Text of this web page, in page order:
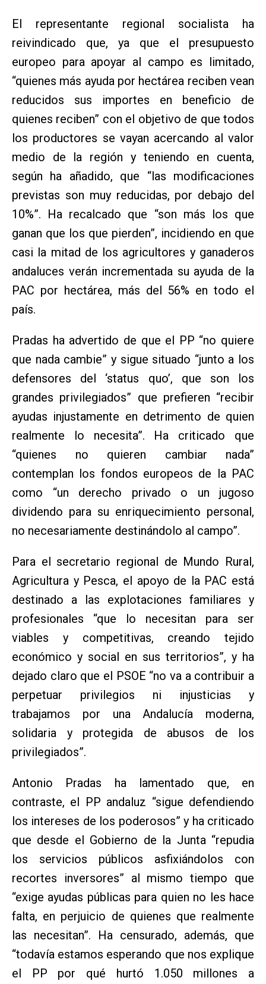
El representante regional socialista ha
reivindicado que, ya que el presupuesto
europeo para apoyar al campo es limitado,
“quienes más ayuda por hectárea reciben vean
reducidos sus importes en beneficio de
quienes reciben” con el objetivo de que todos
los productores se vayan acercando al valor
medio de la región y teniendo en cuenta,
según ha añadido, que “las modificaciones
previstas son muy reducidas, por debajo del
10%”. Ha recalcado que “son más los que
ganan que los que pierden”, incidiendo en que
casi la mitad de los agricultores y ganaderos
andaluces verán incrementada su ayuda de la
PAC por hectárea, más del 56% en todo el
país.
Pradas ha advertido de que el PP “no quiere
que nada cambie” y sigue situado “junto a los
defensores del ‘status quo’, que son los
grandes privilegiados” que prefieren “recibir
ayudas injustamente en detrimento de quien
realmente lo necesita”. Ha criticado que
“quienes no quieren cambiar nada”
contemplan los fondos europeos de la PAC
como “un derecho privado o un jugoso
dividendo para su enriquecimiento personal,
no necesariamente destinándolo al campo”.
Para el secretario regional de Mundo Rural,
Agricultura y Pesca, el apoyo de la PAC está
destinado a las explotaciones familiares y
profesionales “que lo necesitan para ser
viables y competitivas, creando tejido
económico y social en sus territorios”, y ha
dejado claro que el PSOE “no va a contribuir a
perpetuar privilegios ni injusticias y
trabajamos por una Andalucía moderna,
solidaria y protegida de abusos de los
privilegiados”.
Antonio Pradas ha lamentado que, en
contraste, el PP andaluz “sigue defendiendo
los intereses de los poderosos” y ha criticado
que desde el Gobierno de la Junta “repudia
los servicios públicos asfixiándolos con
recortes inversores” al mismo tiempo que
“exige ayudas públicas para quien no les hace
falta, en perjuicio de quienes que realmente
las necesitan”. Ha censurado, además, que
“todavía estamos esperando que nos explique
el PP por qué hurtó 1.050 millones a